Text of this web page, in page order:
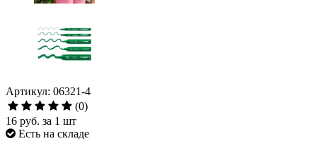
Артикул: 06321-4
(0)
16 руб. за 1 шт
Есть на складе